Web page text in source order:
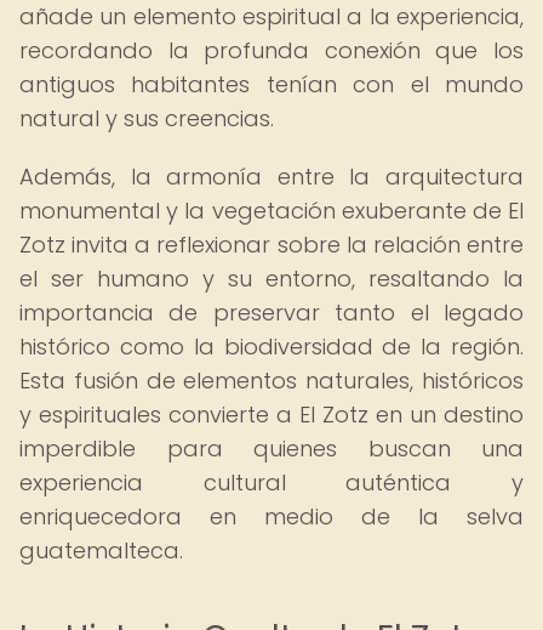
añade un elemento espiritual a la experiencia,
recordando la profunda conexión que los
antiguos habitantes tenían con el mundo
natural y sus creencias.
Además, la armonía entre la arquitectura
monumental y la vegetación exuberante de El
Zotz invita a reflexionar sobre la relación entre
el ser humano y su entorno, resaltando la
importancia de preservar tanto el legado
histórico como la biodiversidad de la región.
Esta fusión de elementos naturales, históricos
y espirituales convierte a El Zotz en un destino
imperdible para quienes buscan una
experiencia cultural auténtica y
enriquecedora en medio de la selva
guatemalteca.